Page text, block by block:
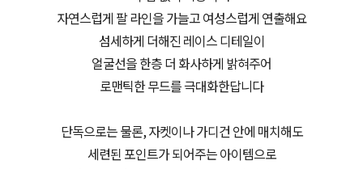
자연스럽게 팔 라인을 가늘고 여성스럽게 연출해요
섬세하게 더해진 레이스 디테일이
얼굴선을 한층 더 화사하게 밝혀주어
로맨틱한 무드를 극대화한답니다
단독으로는 물론, 자켓이나 가디건 안에 매치해도
세련된 포인트가 되어주는 아이템으로